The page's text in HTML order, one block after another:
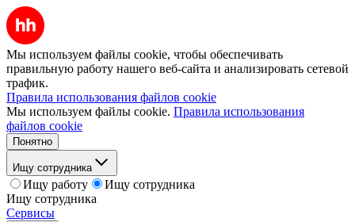
Мы используем файлы cookie, чтобы обеспечивать
правильную работу нашего веб-сайта и анализировать сетевой
трафик.
Правила использования файлов cookie
Мы используем файлы cookie. Правила использования
файлов cookie
Понятно
Ищу сотрудника
Ищу работу
Ищу сотрудника
Ищу сотрудника
Сервисы